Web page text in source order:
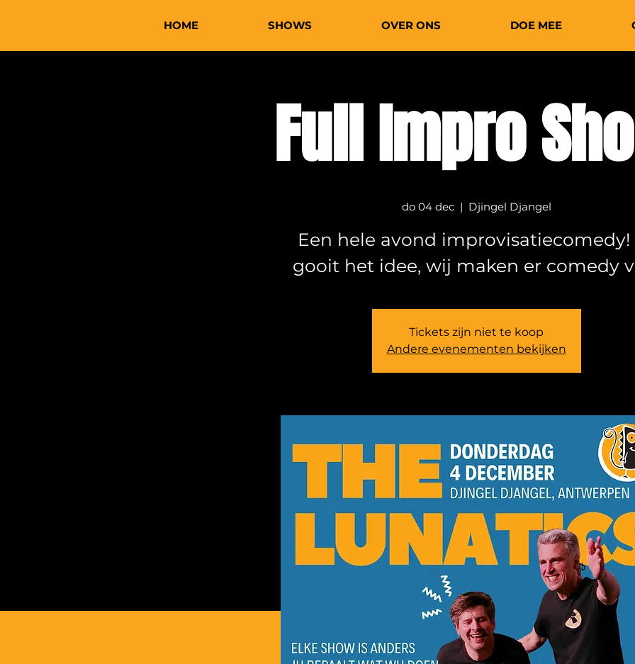
HOME SHOWS OVER ONS DOE MEE
Full Impro
do 04 dec
  |
Djingel Djangel
Een hele avond improvisatiecomedy!
gooit het idee, wij maken er comedy
Tickets zijn niet te koop
Andere evenementen bekijken